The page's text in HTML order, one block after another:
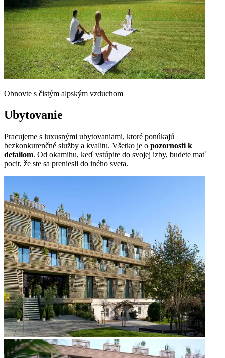
Obnovte s čistým alpským vzduchom
Ubytovanie
Pracujeme s luxusnými ubytovaniami, ktoré ponúkajú
bezkonkurenčné služby a kvalitu. Všetko je o pozornosti k
detailom. Od okamihu, keď vstúpite do svojej izby, budete mať
pocit, že ste sa preniesli do iného sveta.